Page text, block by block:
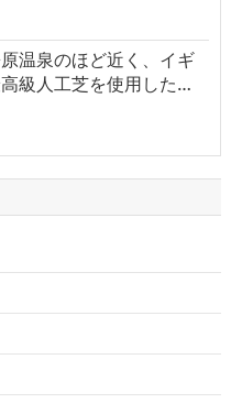
温泉のほど近く、イギ
級人工芝を使用した…